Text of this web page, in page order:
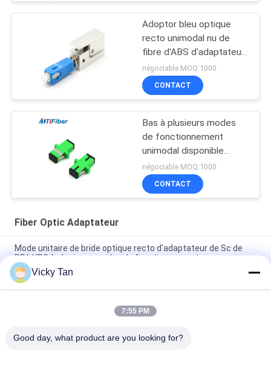
Adoptor bleu optique
recto unimodal nu de
fibre d'ABS d'adaptateur
de fibre
négociable MOQ:1000
CONTACT
Bas à plusieurs modes
de fonctionnement
unimodal disponible
optique d'OEM
d'adaptateur de fibre de
perte par insertion de
négociable MOQ:1000
CONTACT
Fiber Optic Adaptateur
Mode unitaire de bride optique recto d'adaptateur de Sc de
RPA UPC à plusieurs modes de fonctionnement
Type de Sc adaptateur optique recto de fibre de RPA UPC pour
le réseau de FTTH FTTX
Connecteur duplex recto de fibre optique de fibre de quadruple
Vicky Tan
7:55 PM
Good day, what product are you looking for?